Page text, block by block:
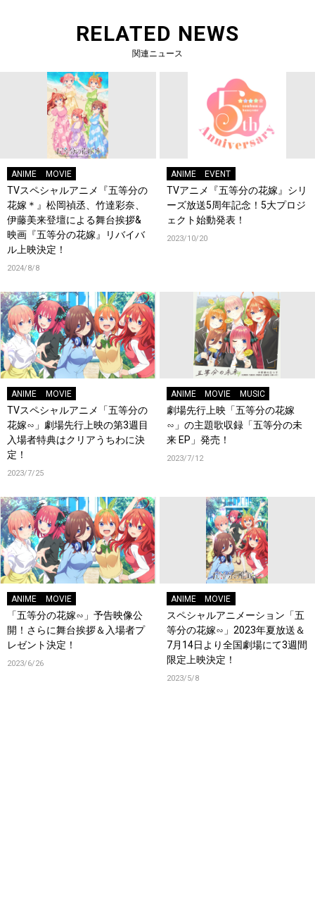
RELATED NEWS
関連ニュース
ANIME MOVIE
TVスペシャルアニメ『五等分の
花嫁＊』松岡禎丞、竹達彩奈、
伊藤美来登壇による舞台挨拶&
映画『五等分の花嫁』リバイバ
ル上映決定！
2024/8/8
ANIME EVENT
TVアニメ『五等分の花嫁』シリ
ーズ放送5周年記念！5大プロジ
ェクト始動発表！
2023/10/20
ANIME MOVIE
TVスペシャルアニメ「五等分の
花嫁∽」劇場先行上映の第3週目
入場者特典はクリアうちわに決
定！
2023/7/25
ANIME MOVIE MUSIC
劇場先行上映「五等分の花嫁
∽」の主題歌収録「五等分の未
来 EP」発売！
2023/7/12
ANIME MOVIE
「五等分の花嫁∽」予告映像公
開！さらに舞台挨拶＆入場者プ
レゼント決定！
2023/6/26
ANIME MOVIE
スペシャルアニメーション「五
等分の花嫁∽」2023年夏放送＆
7月14日より全国劇場にて3週間
限定上映決定！
2023/5/8